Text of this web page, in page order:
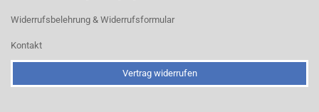
Widerrufsbelehrung & Widerrufsformular
Kontakt
Vertrag widerrufen